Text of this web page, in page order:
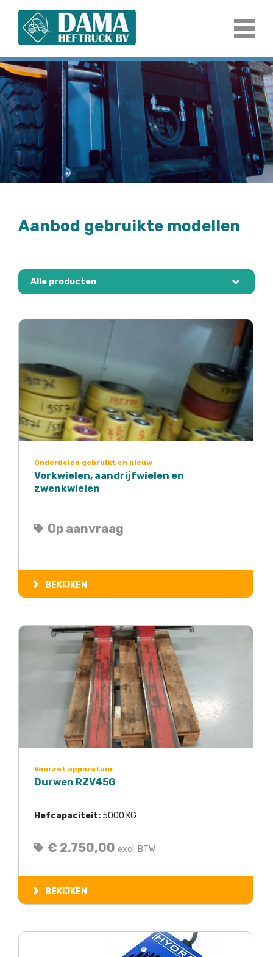
Aanbod gebruikte modellen
Alle producten
Onderdelen gebruikt en nieuw
Vorkwielen, aandrijfwielen en
zwenkwielen
Op aanvraag
BEKIJKEN
Voorzet apparatuur
Durwen RZV45G
Hefcapaciteit: 5000 KG
€ 2.750,00 excl. BTW
BEKIJKEN